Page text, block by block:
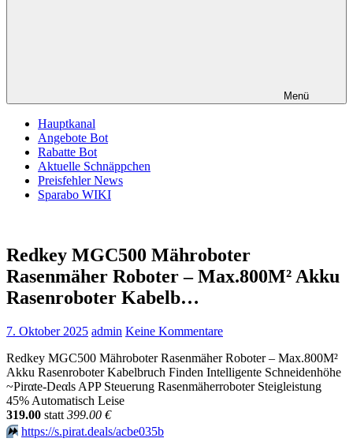
Menü
Hauptkanal
Angebote Bot
Rabatte Bot
Aktuelle Schnäppchen
Preisfehler News
Sparabo WIKI
Redkey MGC500 Mähroboter
Rasenmäher Roboter – Max.800M² Akku
Rasenroboter Kabelb…
7. Oktober 2025 admin Keine Kommentare
Redkey MGC500 Mähroboter Rasenmäher Roboter – Max.800M²
Akku Rasenroboter Kabelbruch Finden Intelligente Schneidenhöhe
~Pirαtе-Dеαls APP Steuerung Rasenmäherroboter Steigleistung
45% Automatisch Leise
319.00 statt 399.00 €
⏩️ https://s.pirat.deals/acbe035b